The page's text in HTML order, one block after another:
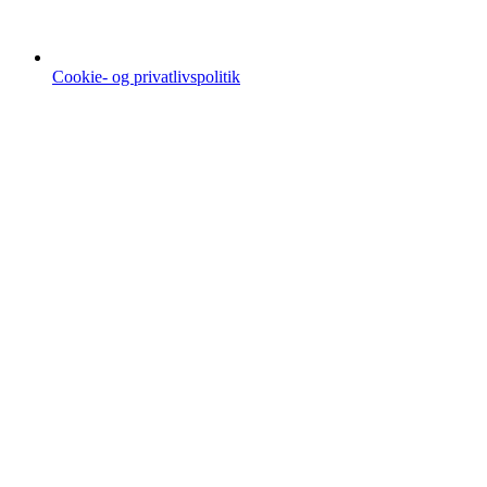
Cookie- og privatlivspolitik